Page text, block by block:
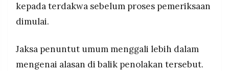
kepada terdakwa sebelum proses pemeriksaan
dimulai.
Jaksa penuntut umum menggali lebih dalam
mengenai alasan di balik penolakan tersebut.